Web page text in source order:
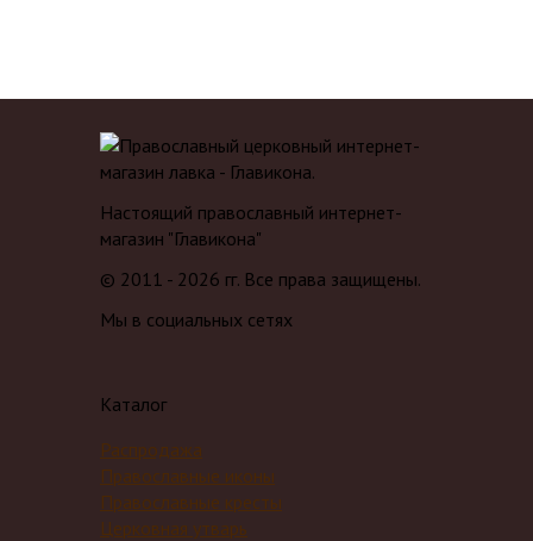
Настоящий православный интернет-
магазин "Главикона"
© 2011 - 2026 гг. Все права защищены.
Мы в социальных сетях
Каталог
Распродажа
Православные иконы
Православные кресты
Церковная утварь